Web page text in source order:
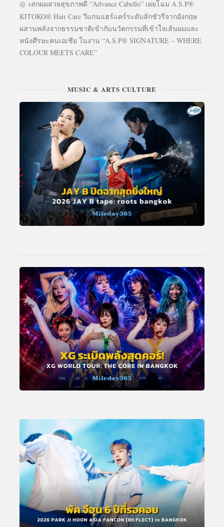
เสกผมสวยสุขภาพดี “Advance Cabello” เผยโฉม A.S.P®
KITOKO® Hair Care วีแกนแฮร์แคร์ระดับลักชัวรีจากอังกฤษ
ผสานพลังจากธรรมชาติเข้ากับนวัตกรรมที่เข้าใจเส้นผมและ
หนังศีรษะคนเอเชีย ในงาน “A.S.P® SIGNATURE – WHERE
COLOUR MEETS CARE”
MUSIC & ARTS CULTURE